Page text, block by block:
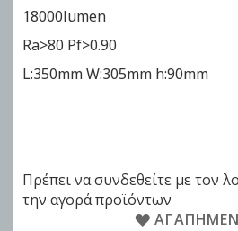
18000lumen
Ra>80 Pf>0.90
L:350mm W:305mm h:90mm
Πρέπει να συνδεθείτε με τον
την αγορά προϊόντων